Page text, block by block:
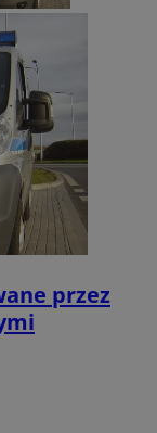
przez